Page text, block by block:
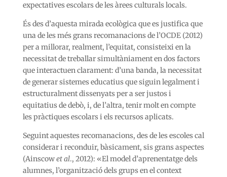
expectatives escolars de les àrees culturals locals.
És des d’aquesta mirada ecològica que es justifica que
una de les més grans recomanacions de l’OCDE (2012)
per a millorar, realment, l’equitat, consisteixi en la
necessitat de treballar simultàniament en dos factors
que interactuen clarament: d’una banda, la necessitat
de generar sistemes educatius que siguin legalment i
estructuralment dissenyats per a ser justos i
equitatius de debò, i, de l’altra, tenir molt en compte
les pràctiques escolars i els recursos aplicats.
Seguint aquestes recomanacions, des de les escoles cal
considerar i reconduir, bàsicament, sis grans aspectes
(Ainscowet al., 2012): «El model d’aprenentatge dels
alumnes, l’organització dels grups en el context